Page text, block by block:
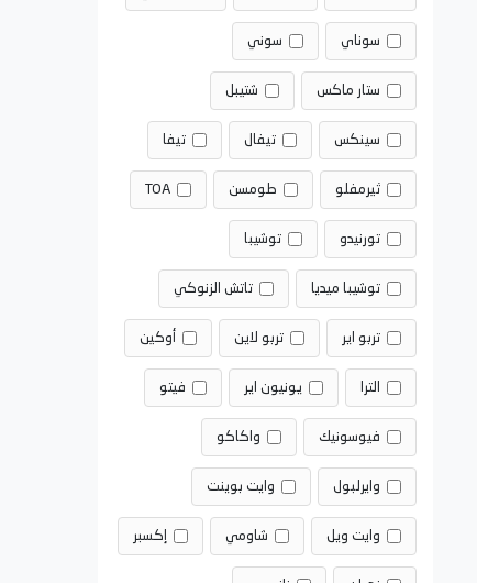
سوناي سوني
ستار ماكس شتيبل
سينكس تيفال تيفا
ثيرمفلو طومسن TOA
تورنيدو توشيبا
توشيبا ميديا تاتش الزنوكي
تربو اير تربو لاين أوكين
الترا يونيون اير فيتو
فيوسونيك واكاكو
وايرلبول وايت بوينت
وايت ويل شاومي إكسبر